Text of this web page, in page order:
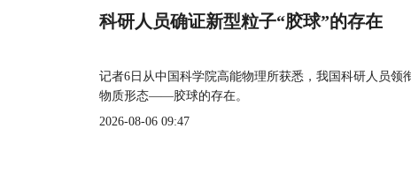
科研人员确证新型粒子“胶球”的存在
记者6日从中国科学院高能物理所获悉，我国科研人员
物质形态——胶球的存在。
2026-08-06 09:47